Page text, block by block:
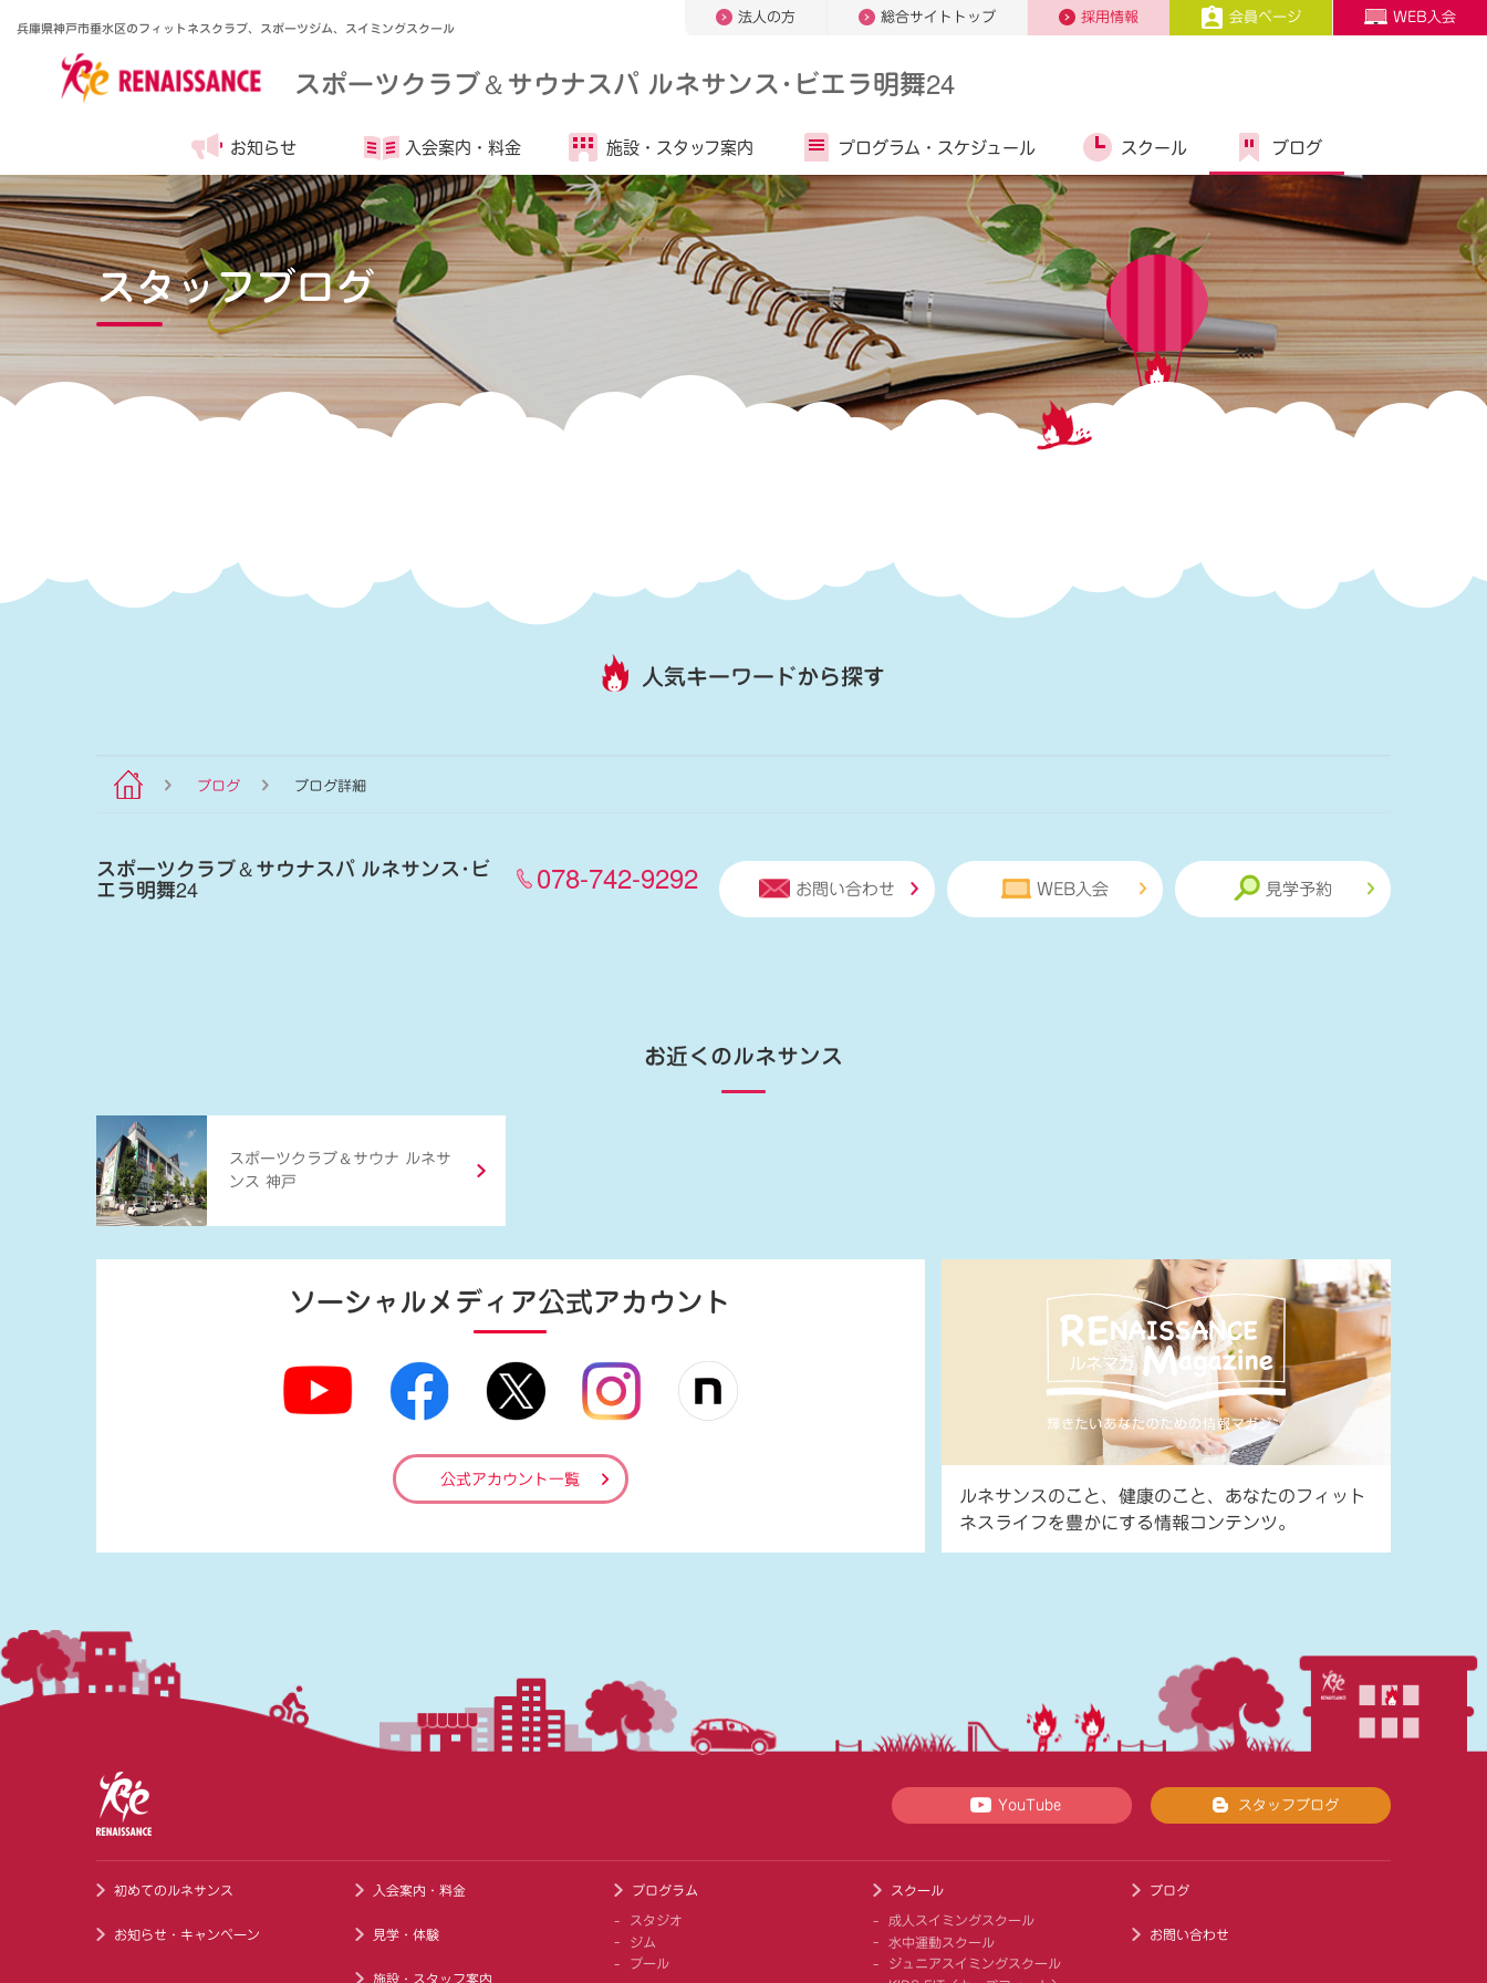
兵庫県神戸市垂水区のフィットネスクラブ、スポーツジム、スイミングスクール
法人の方 総合サイトトップ 採用情報 会員ページ WEB入会
スポーツクラブ＆サウナスパ ルネサンス･ビエラ明舞24
お知らせ 入会案内・ 料金 施設・ スタッフ案内 プログラム・ スケジュール スクール ブログ
スタッフブログ
人気キーワードから探す
ブログ ブログ詳細
スポーツクラブ＆サウナスパ ルネサンス･ビ
エラ明舞24 078-742-9292 お問い合わせ WEB入会 見学予約
お近くのルネサンス
スポーツクラブ ＆ サウナ ルネサ
ンス 神戸
ソーシャルメディア公式アカウント
公式アカウント一覧
ルネサンスのこと、健康のこと、あなたのフィット
ネスライフを豊かにする情報コンテンツ。
YouTube スタッフブログ
初めてのルネサンス
お知らせ・キャンペーン
入会案内・料金
見学・体験
施設・スタッフ案内
プログラム
スタジオ
ジム
プール
スクール
成人スイミングスクール
水中運動スクール
ジュニアスイミングスクール
ブログ
お問い合わせ